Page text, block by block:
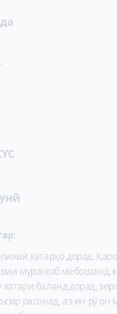
(opens in new tab)
хатарҳо дорад.
мураккаб мебошанд,
баланд дорад,
расонад, аз ин рӯ